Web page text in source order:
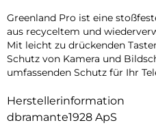
Greenland Pro ist eine
aus recyceltem und
Mit leicht zu drückenden
Schutz von Kamera und
umfassenden Schutz für Ihr
Herstellerinformation
dbramante1928 ApS